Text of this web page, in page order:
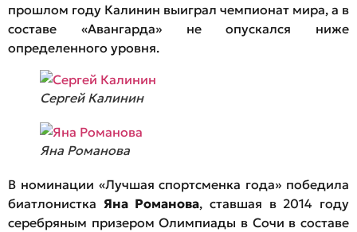
прошлом году Калинин выиграл чемпионат мира, а в
составе «Авангарда» не опускался ниже
определенного уровня.
Сергей Калинин
Яна Романова
В номинации «Лучшая спортсменка года» победила
биатлонистка Яна Романова, ставшая в 2014 году
серебряным призером Олимпиады в Сочи в составе